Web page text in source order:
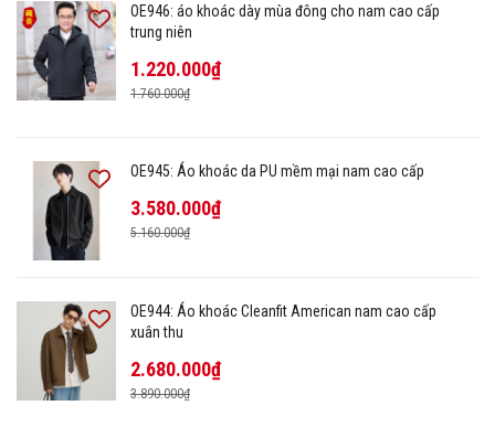
OE946: áo khoác dày mùa đông cho nam cao cấp
trung niên
1.220.000₫
1.760.000₫
OE945: Áo khoác da PU mềm mại nam cao cấp
3.580.000₫
5.160.000₫
OE944: Áo khoác Cleanfit American nam cao cấp
xuân thu
2.680.000₫
3.890.000₫